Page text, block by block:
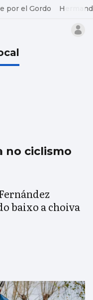
por el Gordo
no ciclismo
baixo a choiva